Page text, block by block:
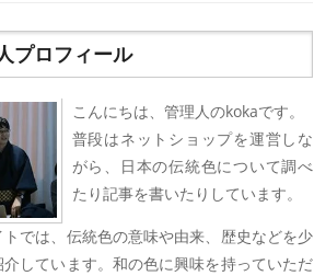
プロフィール
こんにちは、管理人のkokaです。
普段はネットショップを運営しな
がら、日本の伝統色について調べ
たり記事を書いたりしています。
トでは、伝統色の意味や由来、歴史などを少
介しています。和の色に興味を持っていただ